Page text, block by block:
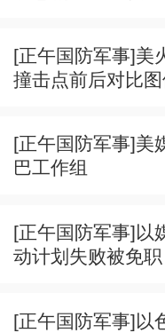
[正午国防军事]美
撞击点前后对比图
[正午国防军事]美
巴工作组
[正午国防军事]以
动计划失败被免职
[正午国防军事]以